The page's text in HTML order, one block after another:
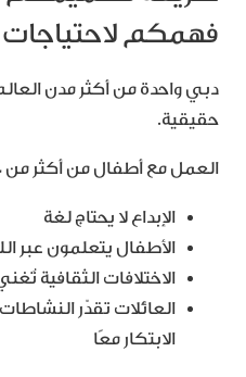
فهمكم لاحتياجات
دبي واحدة من أكثر مدن
حقيقية.
العمل مع أطفال من أكثر من 50 جنسية علّمنا أن:
الإبداع لا يحتاج لغة
الأطفال يتعلمون عبر
الاختلافات الثقافية
العائلات تقدّر
الابتكار معًا